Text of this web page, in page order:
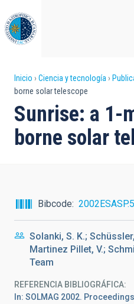
al
contenido
principal
Sobrescribir
enlaces
de
ayuda
navegación
Inicio Ciencia y tecnología
borne solar telescope
Sunrise: a 1-
borne solar
Bibcode
Solanki, S. K.;
Martinez Pillet, V.;
Team
REFERENCIA BIBLIOGRÁFICA
In: SOLMAG 2002.